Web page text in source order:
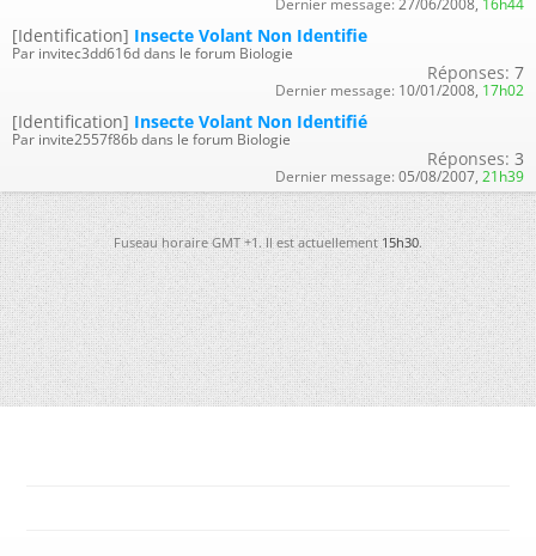
Dernier message: 27/06/2008, 16h44
[Identification] Insecte Volant Non Identifie
Par invitec3dd616d dans le forum Biologie
Réponses: 7
Dernier message: 10/01/2008, 17h02
[Identification] Insecte Volant Non Identifié
Par invite2557f86b dans le forum Biologie
Réponses: 3
Dernier message: 05/08/2007, 21h39
Fuseau horaire GMT +1. Il est actuellement15h30.